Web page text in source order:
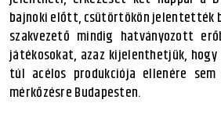
bajnoki előtt, csütörtökön jelentették
szakvezető mindig hatványozott
játékosokat, azaz kijelenthetjük,
túl acélos produkciója ellenére sem
mérkőzésre Budapesten.